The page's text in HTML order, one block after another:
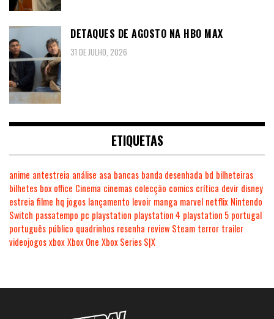
DETAQUES DE AGOSTO NA HBO MAX
31 DE JULHO, 2026
ETIQUETAS
anime antestreia análise asa bancas banda desenhada bd bilheteiras
bilhetes box office Cinema cinemas colecção comics crítica devir disney
estreia filme hq jogos lançamento levoir manga marvel netflix Nintendo
Switch passatempo pc playstation playstation 4 playstation 5 portugal
português público quadrinhos resenha review Steam terror trailer
videojogosxboxXbox One Xbox Series S|X